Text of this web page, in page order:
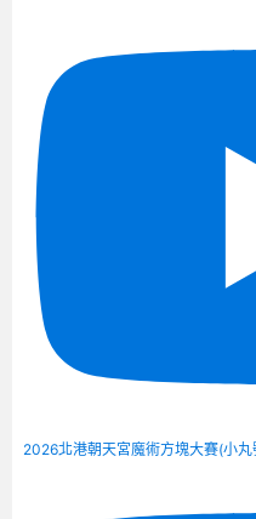
2026北港朝天宮魔術方塊大賽(小